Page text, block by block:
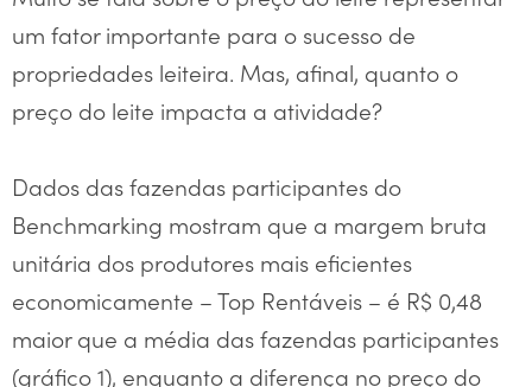
um fator importante para o sucesso de
propriedades leiteira. Mas, afinal, quanto o
preço do leite impacta a atividade?
Dados das fazendas participantes do
Benchmarking mostram que a margem bruta
unitária dos produtores mais eficientes
economicamente – Top Rentáveis – é R$ 0,48
maior que a média das fazendas participantes
(gráfico 1), enquanto a diferença no preço do